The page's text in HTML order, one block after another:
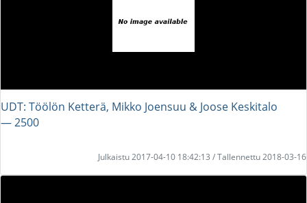
UDT: Töölön Ketterä, Mikko Joensuu & Joose Keskitalo
― 2500
Julkaistu 2017-04-10 18:42:13 / Tallennettu 2018-03-16